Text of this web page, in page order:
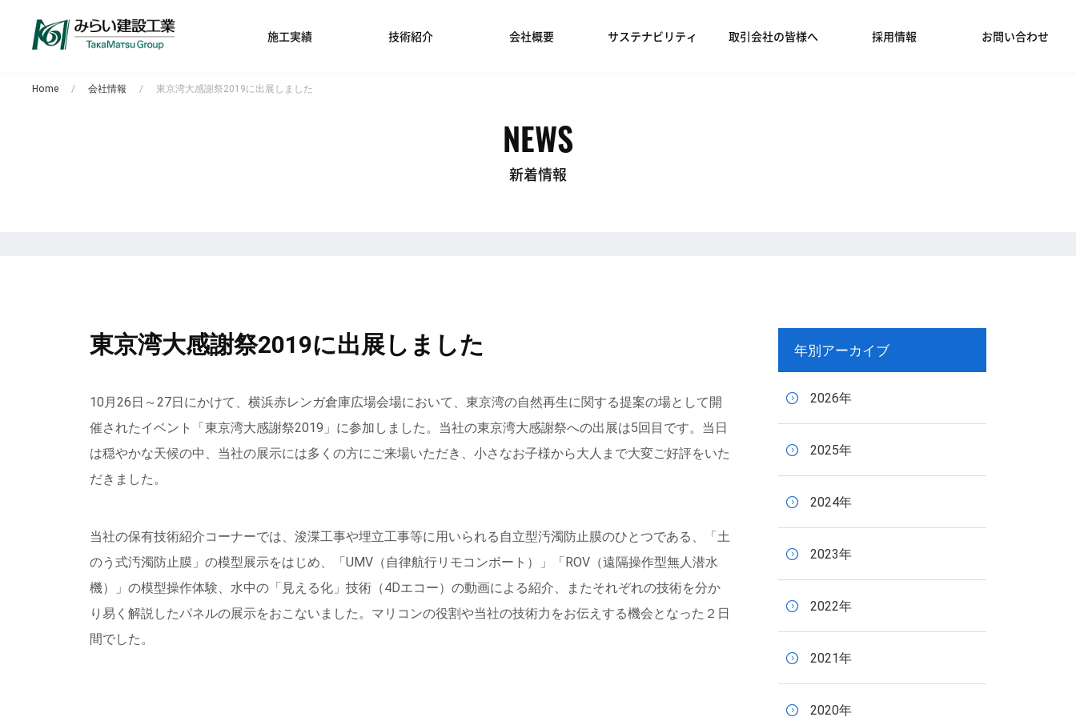
施工実績 技術紹介 会社概要 サステナビリティ 取引会社の皆様へ 採用情報 お問い合わせ
Home 会社情報 東京湾大感謝祭2019に出展しました
NEWS
新着情報
東京湾大感謝祭2019に出展しました
10月26日～27日にかけて、横浜赤レンガ倉庫広場会場において、東京湾の自然再生に関する提案の場として開
催されたイベント「東京湾大感謝祭2019」に参加しました。当社の東京湾大感謝祭への出展は5回目です。当日
は穏やかな天候の中、当社の展示には多くの方にご来場いただき、小さなお子様から大人まで大変ご好評をいた
だきました。
当社の保有技術紹介コーナーでは、浚渫工事や埋立工事等に用いられる自立型汚濁防止膜のひとつである、「土
のう式汚濁防止膜」の模型展示をはじめ、「UMV（自律航行リモコンボート）」「ROV（遠隔操作型無人潜水
機）」の模型操作体験、水中の「見える化」技術（4Dエコー）の動画による紹介、またそれぞれの技術を分か
り易く解説したパネルの展示をおこないました。マリコンの役割や当社の技術力をお伝えする機会となった２日
間でした。
年別アーカイブ
2026年
2025年
2024年
2023年
2022年
2021年
2020年